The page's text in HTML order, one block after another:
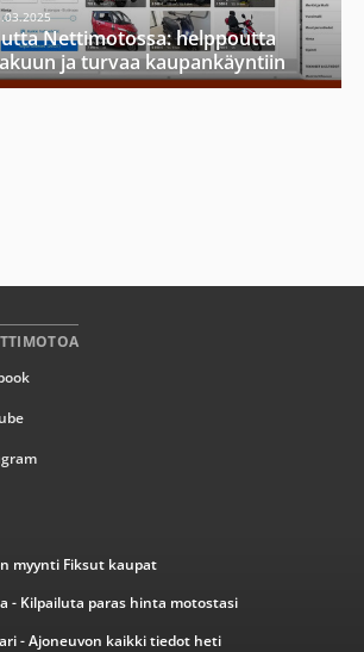
Nettimotossa: helppoutta
ja turvaa kaupankäyntiin
myynti Fiksut kaupat
- Kilpailuta paras hinta motostasi
- Ajoneuvon kaikki tiedot heti